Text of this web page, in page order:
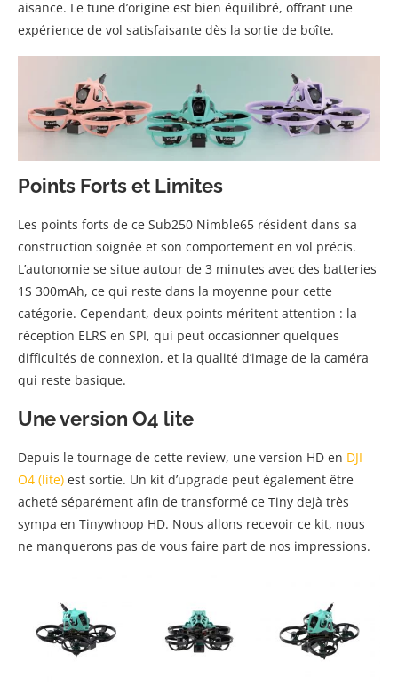
aisance. Le tune d’origine est bien équilibré, offrant une
expérience de vol satisfaisante dès la sortie de boîte.
Points Forts et Limites
Les points forts de ce Sub250 Nimble65 résident dans sa
construction soignée et son comportement en vol précis.
L’autonomie se situe autour de 3 minutes avec des batteries
1S 300mAh, ce qui reste dans la moyenne pour cette
catégorie. Cependant, deux points méritent attention : la
réception ELRS en SPI, qui peut occasionner quelques
difficultés de connexion, et la qualité d’image de la caméra
qui reste basique.
Une version O4 lite
Depuis le tournage de cette review, une version HD en DJI
O4 (lite) est sortie. Un kit d’upgrade peut également être
acheté séparément afin de transformé ce Tiny dejà très
sympa en Tinywhoop HD. Nous allons recevoir ce kit, nous
ne manquerons pas de vous faire part de nos impressions.